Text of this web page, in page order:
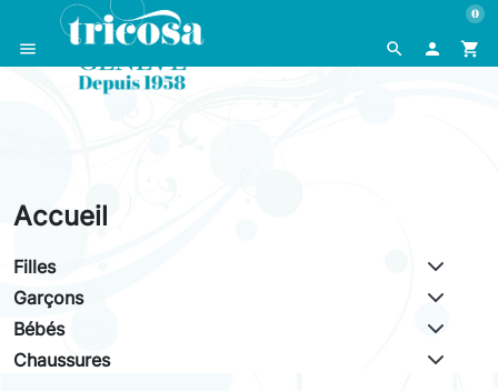
search
menu  shopping_cart
0
Accueil
Filles
Garçons
Bébés
Chaussures